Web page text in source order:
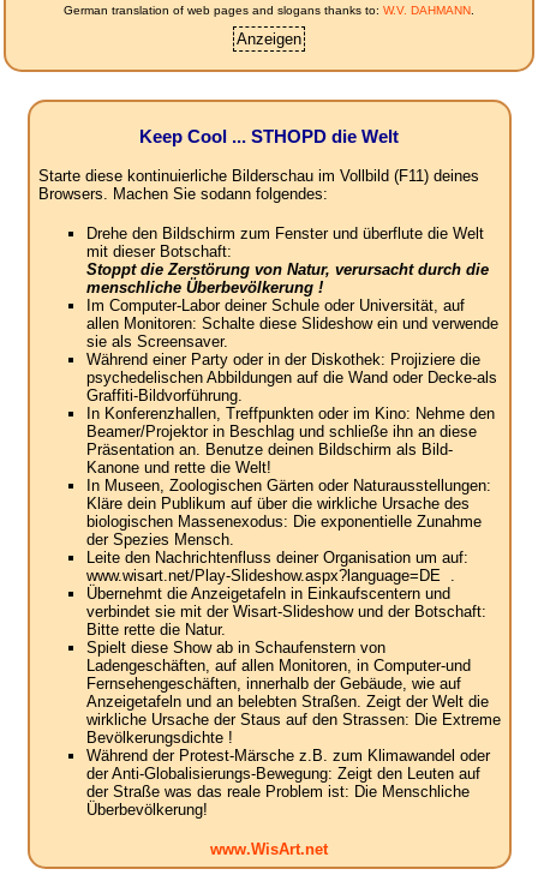
German translation of web pages and slogans thanks to: W.V. DAHMANN.
Anzeigen
Keep Cool ... STHOPD die Welt
Starte diese kontinuierliche Bilderschau im Vollbild (F11) deines
Browsers. Machen Sie sodann folgendes:
Drehe den Bildschirm zum Fenster und überflute die Welt
mit dieser Botschaft:
Stoppt die Zerstörung von Natur, verursacht durch die
menschliche Überbevölkerung !
Im Computer-Labor deiner Schule oder Universität, auf
allen Monitoren: Schalte diese Slideshow ein und verwende
sie als Screensaver.
Während einer Party oder in der Diskothek: Projiziere die
psychedelischen Abbildungen auf die Wand oder Decke-als
Graffiti-Bildvorführung.
In Konferenzhallen, Treffpunkten oder im Kino: Nehme den
Beamer/Projektor in Beschlag und schließe ihn an diese
Präsentation an. Benutze deinen Bildschirm als Bild-
Kanone und rette die Welt!
In Museen, Zoologischen Gärten oder Naturausstellungen:
Kläre dein Publikum auf über die wirkliche Ursache des
biologischen Massenexodus: Die exponentielle Zunahme
der Spezies Mensch.
Leite den Nachrichtenfluss deiner Organisation um auf:
www.wisart.net/Play-Slideshow.aspx?language=DE .
Übernehmt die Anzeigetafeln in Einkaufscentern und
verbindet sie mit der Wisart-Slideshow und der Botschaft:
Bitte rette die Natur.
Spielt diese Show ab in Schaufenstern von
Ladengeschäften, auf allen Monitoren, in Computer-und
Fernsehengeschäften, innerhalb der Gebäude, wie auf
Anzeigetafeln und an belebten Straßen. Zeigt der Welt die
wirkliche Ursache der Staus auf den Strassen: Die Extreme
Bevölkerungsdichte !
Während der Protest-Märsche z.B. zum Klimawandel oder
der Anti-Globalisierungs-Bewegung: Zeigt den Leuten auf
der Straße was das reale Problem ist: Die Menschliche
Überbevölkerung!
www.WisArt.net